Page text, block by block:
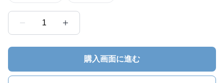
1
購入画面に進む